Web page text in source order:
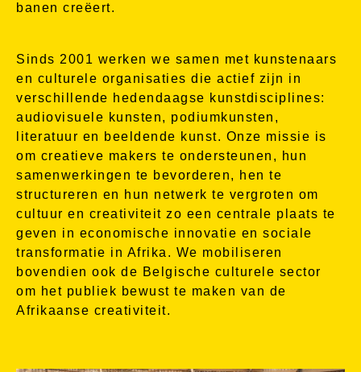
banen creëert.
Sinds 2001 werken we samen met kunstenaars
en culturele organisaties die actief zijn in
verschillende hedendaagse kunstdisciplines:
audiovisuele kunsten, podiumkunsten,
literatuur en beeldende kunst. Onze missie is
om creatieve makers te ondersteunen, hun
samenwerkingen te bevorderen, hen te
structureren en hun netwerk te vergroten om
cultuur en creativiteit zo een centrale plaats te
geven in economische innovatie en sociale
transformatie in Afrika. We mobiliseren
bovendien ook de Belgische culturele sector
om het publiek bewust te maken van de
Afrikaanse creativiteit.